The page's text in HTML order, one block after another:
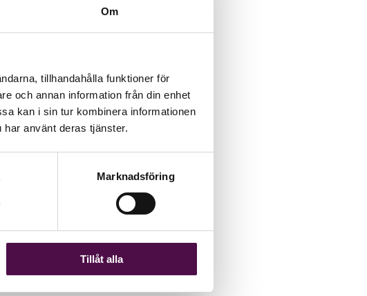
Om
tillhandahålla funktioner för
och annan information från din enhet
kan i sin tur kombinera informationen
använt deras tjänster.
Marknadsföring
Tillåt alla